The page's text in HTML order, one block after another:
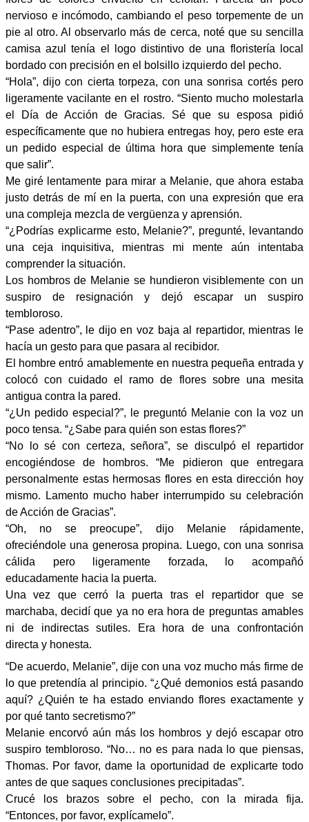
nervioso e incómodo, cambiando el peso torpemente de un
pie al otro. Al observarlo más de cerca, noté que su sencilla
camisa azul tenía el logo distintivo de una floristería local
bordado con precisión en el bolsillo izquierdo del pecho.
“Hola”, dijo con cierta torpeza, con una sonrisa cortés pero
ligeramente vacilante en el rostro. “Siento mucho molestarla
el Día de Acción de Gracias. Sé que su esposa pidió
específicamente que no hubiera entregas hoy, pero este era
un pedido especial de última hora que simplemente tenía
que salir”.
Me giré lentamente para mirar a Melanie, que ahora estaba
justo detrás de mí en la puerta, con una expresión que era
una compleja mezcla de vergüenza y aprensión.
“¿Podrías explicarme esto, Melanie?”, pregunté, levantando
una ceja inquisitiva, mientras mi mente aún intentaba
comprender la situación.
Los hombros de Melanie se hundieron visiblemente con un
suspiro de resignación y dejó escapar un suspiro
tembloroso.
“Pase adentro”, le dijo en voz baja al repartidor, mientras le
hacía un gesto para que pasara al recibidor.
El hombre entró amablemente en nuestra pequeña entrada y
colocó con cuidado el ramo de flores sobre una mesita
antigua contra la pared.
“¿Un pedido especial?”, le preguntó Melanie con la voz un
poco tensa. “¿Sabe para quién son estas flores?”
“No lo sé con certeza, señora”, se disculpó el repartidor
encogiéndose de hombros. “Me pidieron que entregara
personalmente estas hermosas flores en esta dirección hoy
mismo. Lamento mucho haber interrumpido su celebración
de Acción de Gracias”.
“Oh, no se preocupe”, dijo Melanie rápidamente,
ofreciéndole una generosa propina. Luego, con una sonrisa
cálida pero ligeramente forzada, lo acompañó
educadamente hacia la puerta.
Una vez que cerró la puerta tras el repartidor que se
marchaba, decidí que ya no era hora de preguntas amables
ni de indirectas sutiles. Era hora de una confrontación
directa y honesta.
“De acuerdo, Melanie”, dije con una voz mucho más firme de
lo que pretendía al principio. “¿Qué demonios está pasando
aquí? ¿Quién te ha estado enviando flores exactamente y
por qué tanto secretismo?”
Melanie encorvó aún más los hombros y dejó escapar otro
suspiro tembloroso. “No… no es para nada lo que piensas,
Thomas. Por favor, dame la oportunidad de explicarte todo
antes de que saques conclusiones precipitadas”.
Crucé los brazos sobre el pecho, con la mirada fija.
“Entonces, por favor, explícamelo”.